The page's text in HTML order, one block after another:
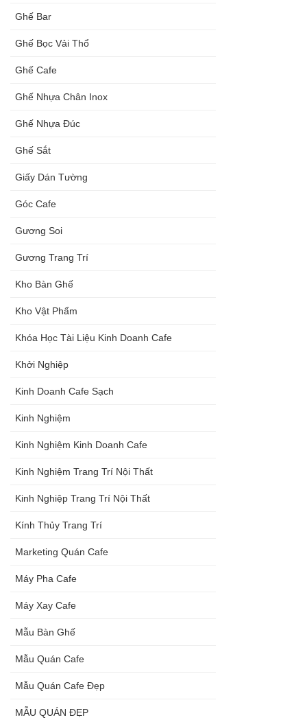
Ghế Bar
Ghế Bọc Vải Thổ
Ghế Cafe
Ghế Nhựa Chân Inox
Ghế Nhựa Đúc
Ghế Sắt
Giấy Dán Tường
Góc Cafe
Gương Soi
Gương Trang Trí
Kho Bàn Ghế
Kho Vật Phẩm
Khóa Học Tài Liệu Kinh Doanh Cafe
Khởi Nghiệp
Kinh Doanh Cafe Sạch
Kinh Nghiệm
Kinh Nghiệm Kinh Doanh Cafe
Kinh Nghiệm Trang Trí Nội Thất
Kinh Nghiệp Trang Trí Nội Thất
Kính Thủy Trang Trí
Marketing Quán Cafe
Máy Pha Cafe
Máy Xay Cafe
Mẫu Bàn Ghế
Mẫu Quán Cafe
Mẫu Quán Cafe Đẹp
MẪU QUÁN ĐẸP